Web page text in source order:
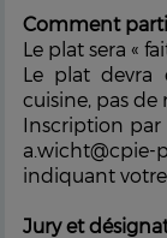
Comment
Le plat sera «
Le plat devra
cuisine, pas de
Inscription par
indiquant votre
Jury et